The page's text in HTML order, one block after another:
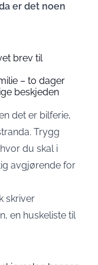
er det noen
brev til
– to dager
beskjeden
det er bilferie,
Trygg
du skal i
avgjørende for
skriver
en huskeliste til